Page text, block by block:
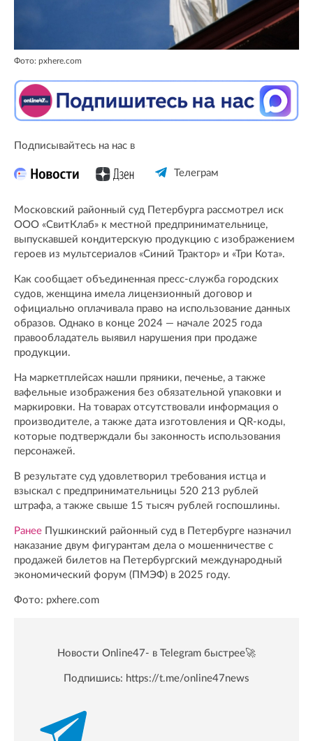
Фото: pxhere.com
Подписывайтесь на нас в
Телеграм
Московский районный суд Петербурга рассмотрел иск
ООО «СвитКлаб» к местной предпринимательнице,
выпускавшей кондитерскую продукцию с изображением
героев из мультсериалов «Синий Трактор» и «Три Кота».
Как сообщает объединенная пресс-служба городских
судов, женщина имела лицензионный договор и
официально оплачивала право на использование данных
образов. Однако в конце 2024 — начале 2025 года
правообладатель выявил нарушения при продаже
продукции.
На маркетплейсах нашли пряники, печенье, а также
вафельные изображения без обязательной упаковки и
маркировки. На товарах отсутствовали информация о
производителе, а также дата изготовления и QR-коды,
которые подтверждали бы законность использования
персонажей.
В результате суд удовлетворил требования истца и
взыскал с предпринимательницы 520 213 рублей
штрафа, а также свыше 15 тысяч рублей госпошлины.
Ранее Пушкинский районный суд в Петербурге назначил
наказание двум фигурантам дела о мошенничестве с
продажей билетов на Петербургский международный
экономический форум (ПМЭФ) в 2025 году.
Фото: pxhere.com
Новости Online47- в Telegram быстрее🚀
Подпишись: https://t.me/online47news